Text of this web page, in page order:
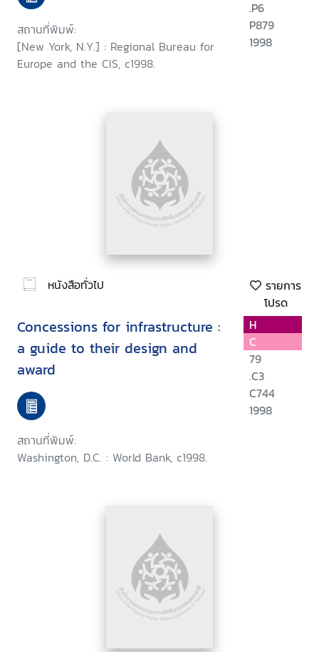
สถานที่พิมพ์:
[New York, N.Y.] : Regional Bureau for
Europe and the CIS, c1998.
.P6
P879
1998
หนังสือทั่วไป
รายการ
โปรด
Concessions for infrastructure :
a guide to their design and
award
สถานที่พิมพ์:
Washington, D.C. : World Bank, c1998.
H
C
79
.C3
C744
1998